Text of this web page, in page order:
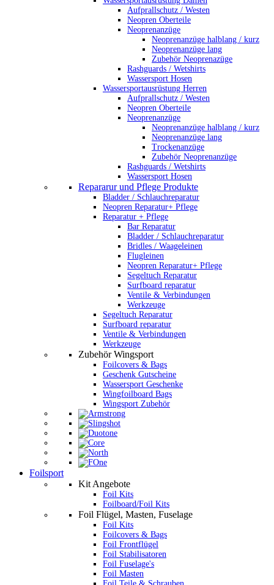
Aufprallschutz / Westen
Neopren Oberteile
Neoprenanzüge
Neoprenanzüge halblang / kurz
Neoprenanzüge lang
Zubehör Neoprenazüge
Rashguards / Wetshirts
Wassersport Hosen
Wassersportausrüstung Herren
Aufprallschutz / Westen
Neopren Oberteile
Neoprenanzüge
Neoprenanzüge halblang / kurz
Neoprenanzüge lang
Trockenanzüge
Zubehör Neoprenanzüge
Rashguards / Wetshirts
Wassersport Hosen
Repararur und Pflege Produkte
Bladder / Schlauchreparatur
Neopren Reparatur+ Pflege
Reparatur + Pflege
Bar Reparatur
Bladder / Schlauchreparatur
Bridles / Waageleinen
Flugleinen
Neopren Reparatur+ Pflege
Segeltuch Reparatur
Surfboard reparatur
Ventile & Verbindungen
Werkzeuge
Segeltuch Reparatur
Surfboard reparatur
Ventile & Verbindungen
Werkzeuge
Zubehör Wingsport
Foilcovers & Bags
Geschenk Gutscheine
Wassersport Geschenke
Wingfoilboard Bags
Wingsport Zubehör
Foilsport
Kit Angebote
Foil Kits
Foilboard/Foil Kits
Foil Flügel, Masten, Fuselage
Foil Kits
Foilcovers & Bags
Foil Frontflügel
Foil Stabilisatoren
Foil Fuselage's
Foil Masten